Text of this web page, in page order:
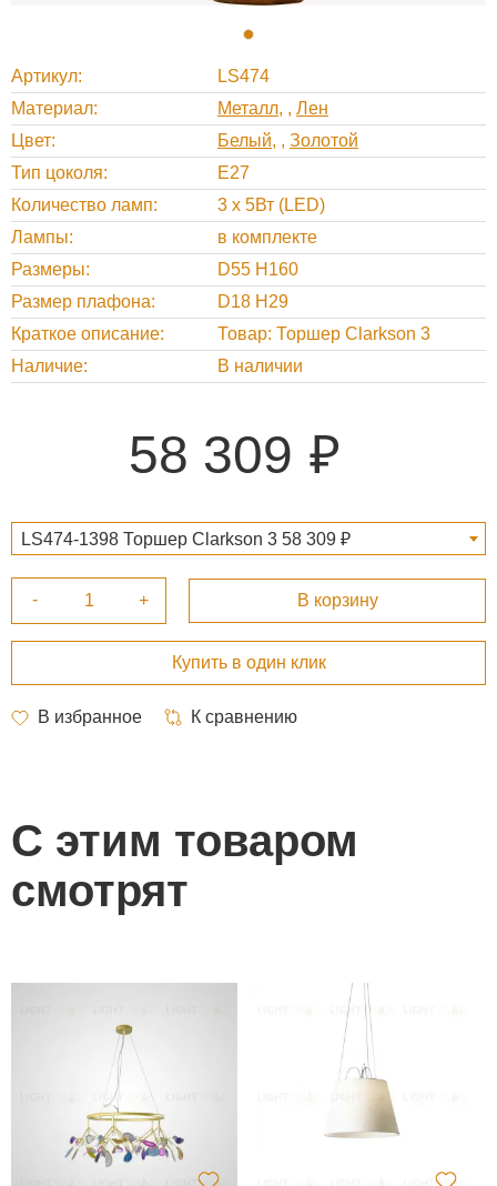
Артикул
LS474
Материал
Металл , Лен
Цвет
Белый , Золотой
Тип цоколя
E27
Количество ламп
3 x 5Вт (LED)
Лампы
в комплекте
Размеры
D55 H160
Размер плафона
D18 H29
Краткое описание
Товар: Торшер Clarkson 3
Наличие
В наличии
58 309
LS474-1398 Торшер Clarkson 3 58 309 ₽
С этим товаром
смотрят